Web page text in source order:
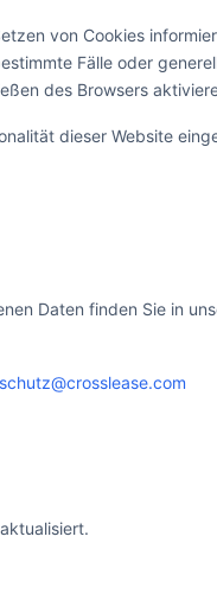
von Cookies
Fälle oder
des Browsers
dieser Website
Daten finden Sie in